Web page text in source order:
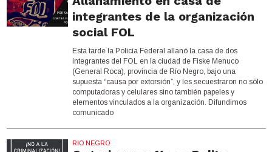
integrantes de la organización
social FOL
Esta tarde la Policía Federal allanó la casa de dos
integrantes del FOL en la ciudad de Fiske Menuco
(General Roca), provincia de Río Negro, bajo una
supuesta “causa por extorsión”, y les secuestraron no sólo
computadoras y celulares sino también papeles y
elementos vinculados a la organización. Difundimos
comunicado
RIO NEGRO